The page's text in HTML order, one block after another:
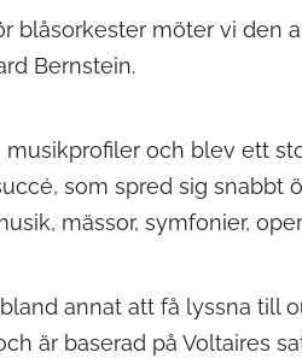
blåsorkester möter vi den
Bernstein.
och blev ett
som spred sig snabbt
mässor, symfonier,
annat att få lyssna till
är baserad på Voltaires